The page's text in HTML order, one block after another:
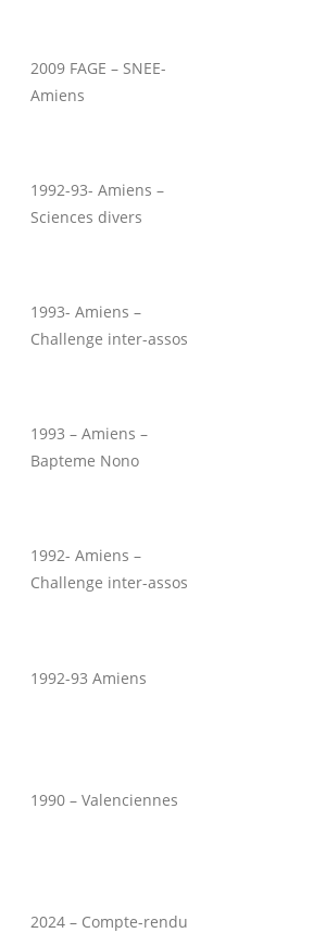
2009 FAGE – SNEE-
Amiens
1992-93- Amiens –
Sciences divers
1993- Amiens –
Challenge inter-assos
1993 – Amiens –
Bapteme Nono
1992- Amiens –
Challenge inter-assos
1992-93 Amiens
1990 – Valenciennes
2024 – Compte-rendu